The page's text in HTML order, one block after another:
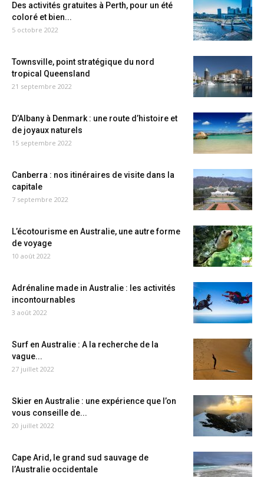
Des activités gratuites à Perth, pour un été
coloré et bien...
5 octobre 2022
Townsville, point stratégique du nord
tropical Queensland
21 septembre 2022
D’Albany à Denmark : une route d’histoire et
de joyaux naturels
15 septembre 2022
Canberra : nos itinéraires de visite dans la
capitale
7 septembre 2022
L’écotourisme en Australie, une autre forme
de voyage
10 août 2022
Adrénaline made in Australie : les activités
incontournables
3 août 2022
Surf en Australie : A la recherche de la
vague...
27 juillet 2022
Skier en Australie : une expérience que l’on
vous conseille de...
20 juillet 2022
Cape Arid, le grand sud sauvage de
l’Australie occidentale